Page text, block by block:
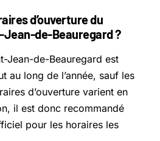
d’ouverture du
Jean-de-Beauregard ?
Jean-de-Beauregard est
au long de l’année, sauf les
d’ouverture varient en
il est donc recommandé
pour les horaires les